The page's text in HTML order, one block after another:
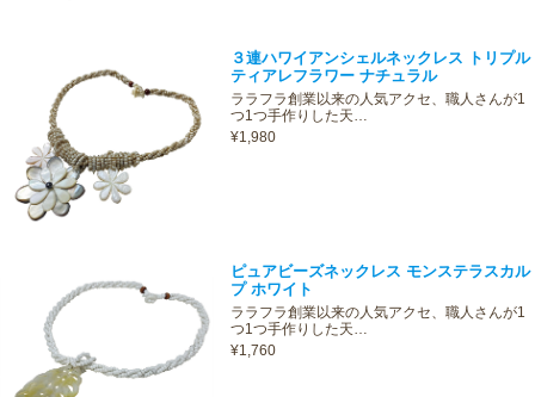
３連ハワイアンシェルネックレス トリプル
ティアレフラワー ナチュラル
ララフラ創業以来の人気アクセ、職人さんが1
つ1つ手作りした天…
¥1,980
ピュアビーズネックレス モンステラスカル
プ ホワイト
ララフラ創業以来の人気アクセ、職人さんが1
つ1つ手作りした天…
¥1,760